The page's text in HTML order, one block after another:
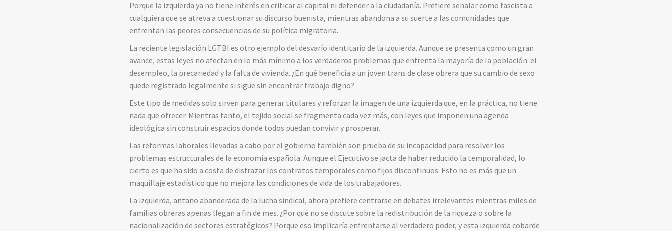
Porque la izquierda ya no tiene interés en criticar al capital ni defender a la ciudadanía. Prefiere señalar como fascista a
cualquiera que se atreva a cuestionar su discurso buenista, mientras abandona a su suerte a las comunidades que
enfrentan las peores consecuencias de su política migratoria.
La reciente legislación LGTBI es otro ejemplo del desvarío identitario de la izquierda. Aunque se presenta como un gran
avance, estas leyes no afectan en lo más mínimo a los verdaderos problemas que enfrenta la mayoría de la población: el
desempleo, la precariedad y la falta de vivienda. ¿En qué beneficia a un joven trans de clase obrera que su cambio de sexo
quede registrado legalmente si sigue sin encontrar trabajo digno?
Este tipo de medidas solo sirven para generar titulares y reforzar la imagen de una izquierda que, en la práctica, no tiene
nada que ofrecer. Mientras tanto, el tejido social se fragmenta cada vez más, con leyes que imponen una agenda
ideológica sin construir espacios donde todos puedan convivir y prosperar.
Las reformas laborales llevadas a cabo por el gobierno también son prueba de su incapacidad para resolver los
problemas estructurales de la economía española. Aunque el Ejecutivo se jacta de haber reducido la temporalidad, lo
cierto es que ha sido a costa de disfrazar los contratos temporales como fijos discontinuos. Esto no es más que un
maquillaje estadístico que no mejora las condiciones de vida de los trabajadores.
La izquierda, antaño abanderada de la lucha sindical, ahora prefiere centrarse en debates irrelevantes mientras miles de
familias obreras apenas llegan a fin de mes. ¿Por qué no se discute sobre la redistribución de la riqueza o sobre la
nacionalización de sectores estratégicos? Porque eso implicaría enfrentarse al verdadero poder, y esta izquierda cobarde